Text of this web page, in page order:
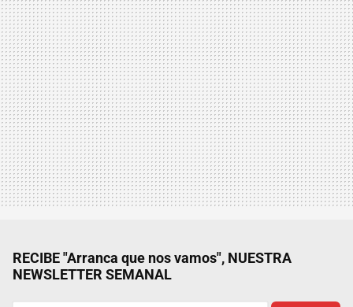
RECIBE "Arranca que nos vamos", NUESTRA
NEWSLETTER SEMANAL